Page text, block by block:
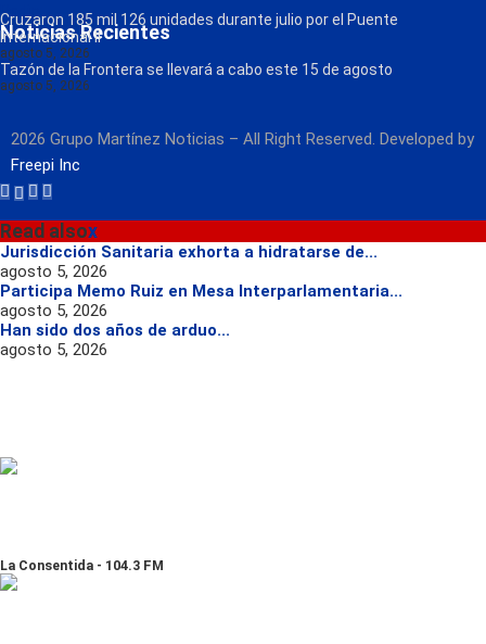
Radio
Noticias Recientes
Cruzaron 185 mil 126 unidades durante julio por el Puente
Internacional II
agosto 5, 2026
Tazón de la Frontera se llevará a cabo este 15 de agosto
agosto 5, 2026
2026 Grupo Martínez Noticias – All Right Reserved. Developed by
Freepi Inc
Read alsox
Jurisdicción Sanitaria exhorta a hidratarse de...
agosto 5, 2026
Participa Memo Ruiz en Mesa Interparlamentaria...
agosto 5, 2026
Han sido dos años de arduo...
agosto 5, 2026
La Consentida - 104.3 FM